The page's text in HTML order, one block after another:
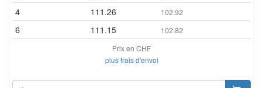
4 111.26 102.92
6 111.15
102.82
Prix en CHF
plus frais d'envoi